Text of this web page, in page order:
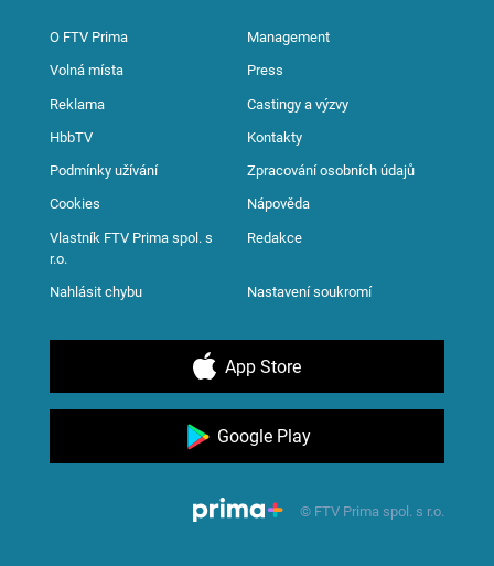
O FTV Prima Management
Volná místa Press
Reklama Castingy a výzvy
HbbTV Kontakty
Podmínky užívání Zpracování osobních údajů
Cookies Nápověda
Vlastník FTV Prima spol. s
r.o.
Redakce
Nahlásit chybu Nastavení soukromí
App Store
Google Play
© FTV Prima spol. s r.o.